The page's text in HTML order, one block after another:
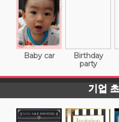
Baby car
Birthday
party
기업